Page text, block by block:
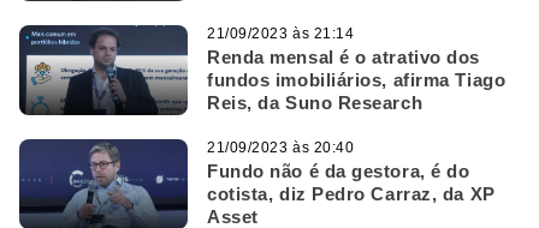
Renda mensal é o atrativo dos
fundos imobiliários, afirma Tiago
Reis, da Suno Research
21/09/2023 às 21:14
Fundo não é da gestora, é do
cotista, diz Pedro Carraz, da XP
Asset
21/09/2023 às 20:40